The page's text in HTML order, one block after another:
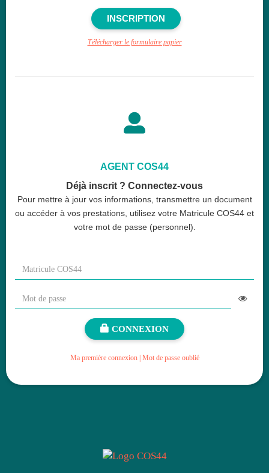
INSCRIPTION
Télécharger le formulaire papier

AGENT COS44​​
Déjà inscrit ? Connectez-vous
Pour mettre à jour vos informations, transmettre un document
ou accéder à vos prestations, utilisez votre Matricule COS44 et
votre mot de passe (personnel).
CONNEXION
Ma première connexion | Mot de passe oublié